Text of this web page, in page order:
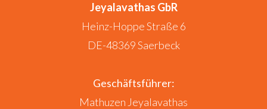
Jeyalavathas GbR
Heinz-Hoppe Straße 6
DE-48369 Saerbeck
Geschäftsführer:
Mathuzen Jeyalavathas